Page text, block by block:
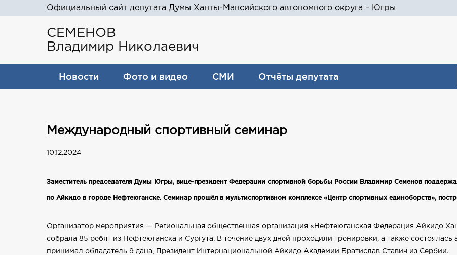
Официальный сайт депутата Думы Ханты-Мансийского автономного округа – Югры
СЕМЕНОВ
Владимир Николаевич
Новости Фото и видео СМИ Отчёты депутата
Международный спортивный семинар
10.12.2024
Заместитель председателя Думы Югры, вице‑президент Федерации спортивной борьбы России Владимир Семенов
по Айкидо в городе Нефтеюганске. Семинар прошёл в мультиспортивном комплексе «Центр спортивных единоборств»,
Организатор мероприятия — Региональная общественная организация «Нефтеюганская Федерация Айкидо
собрала 85 ребят из Нефтеюганска и Сургута. В течение двух дней проходили тренировки, а также состоялась
принимал обладатель 9 дана, Президент Интернациональной Айкидо Академии Братислав Ставич из Сербии.